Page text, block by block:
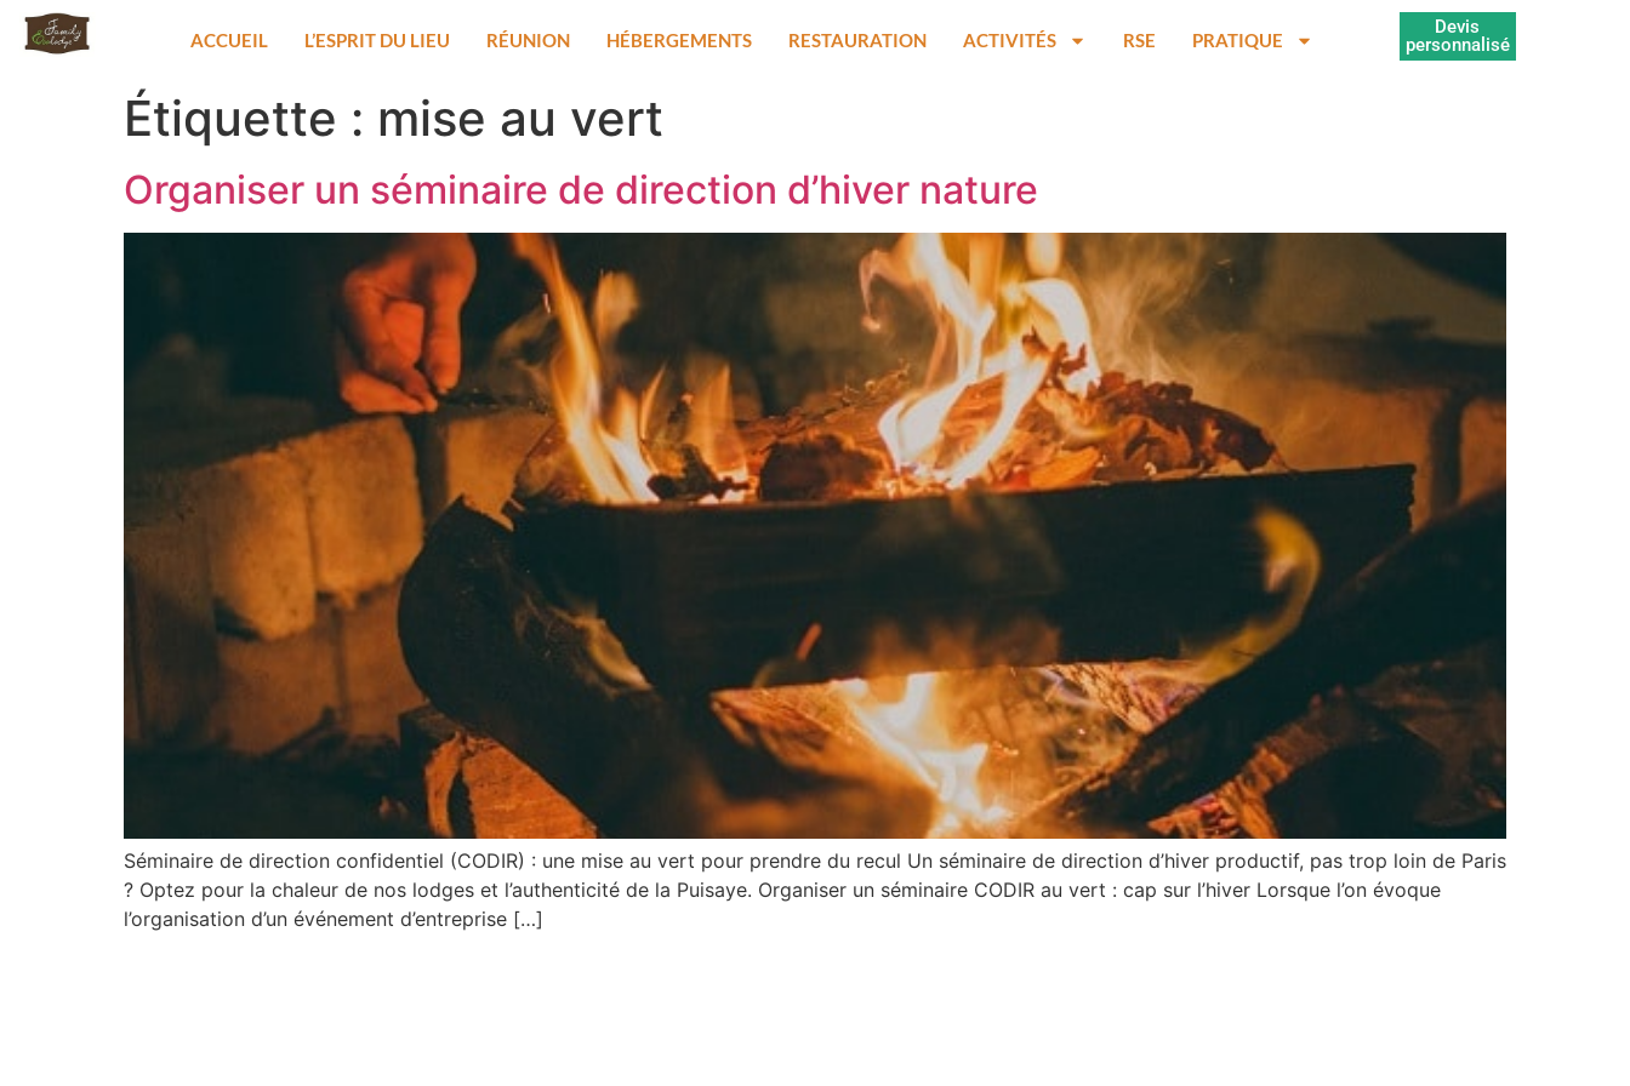
ACCUEIL L’ESPRIT DU LIEU RÉUNION HÉBERGEMENTS RESTAURATION ACTIVITÉS RSE PRATIQUE
Devis
personnalisé
Étiquette : mise au vert
Organiser un séminaire de direction d’hiver nature
Séminaire de direction confidentiel (CODIR) : une mise au vert pour prendre du recul Un séminaire de direction d’hiver productif, pas trop loin de Paris
? Optez pour la chaleur de nos lodges et l’authenticité de la Puisaye. Organiser un séminaire CODIR au vert : cap sur l’hiver Lorsque l’on évoque
l’organisation d’un événement d’entreprise […]